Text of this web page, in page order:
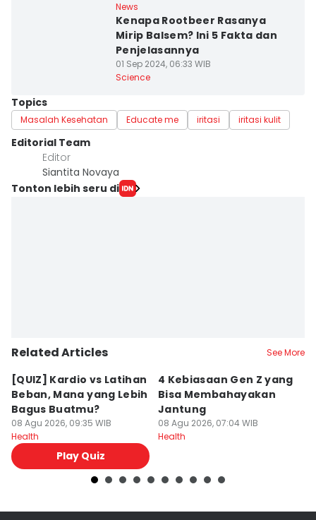
News
Kenapa Rootbeer Rasanya
Mirip Balsem? Ini 5 Fakta dan
Penjelasannya
01 Sep 2024, 06:33 WIB
Science
Topics
Masalah Kesehatan Educate me iritasi iritasi kulit
Editorial Team
Editor
Siantita Novaya
Tonton lebih seru di
Related Articles See More
[QUIZ] Kardio vs Latihan
Beban, Mana yang Lebih
Bagus Buatmu?
08 Agu 2026, 09:35 WIB
Health
Play Quiz
4 Kebiasaan Gen Z yang
Bisa Membahayakan
Jantung
08 Agu 2026, 07:04 WIB
Health